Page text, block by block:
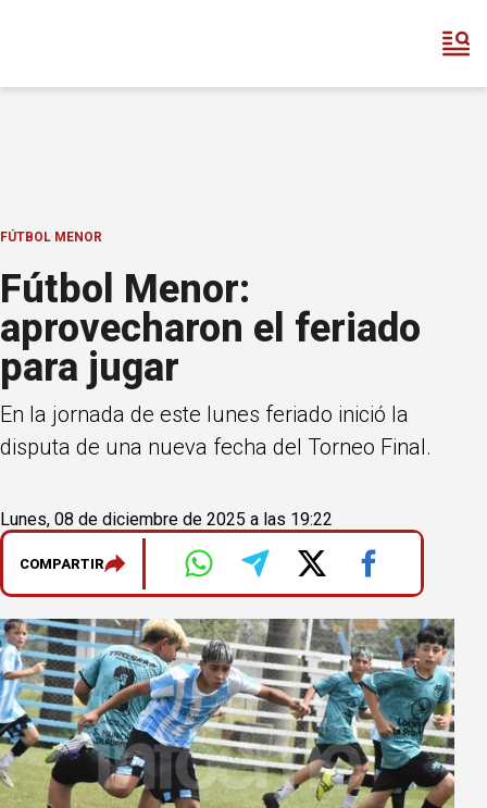
FÚTBOL MENOR
Fútbol Menor:
aprovecharon el feriado
para jugar
En la jornada de este lunes feriado inició la
disputa de una nueva fecha del Torneo Final.
Lunes, 08 de diciembre de 2025 a las 19:22
COMPARTIR